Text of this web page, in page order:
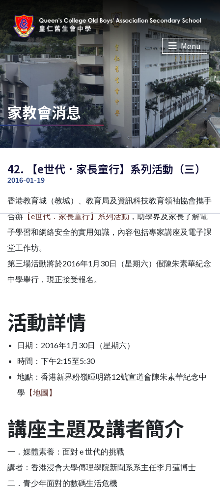
Menu
家教會消息
42. 【e世代．家長童行】系列活動（三）
2016-01-19
香港教育城（教城）、教育局及資訊科技教育領袖協會攜手
合辦【e世代．家長童行】系列活動，助學界及家長了解電
子學習和網絡安全的實用知識，內容包括專家講座及電子課
堂工作坊。
第三場活動將於2016年1月30日（星期六）假陳朱素華紀念
中學舉行，現正接受報名。
活動詳情
日期：2016年1月30日（星期六）
時間：下午2:15至5:30
地點：香港新界粉嶺暉明路12號宣道會陳朱素華紀念中
學 【地圖】
講座主題及講者簡介
一．媒體素養：面對 e 世代的挑戰
講者：香港浸會大學傳理學院新聞系系主任李月蓮博士
二．青少年面對的數碼生活危機